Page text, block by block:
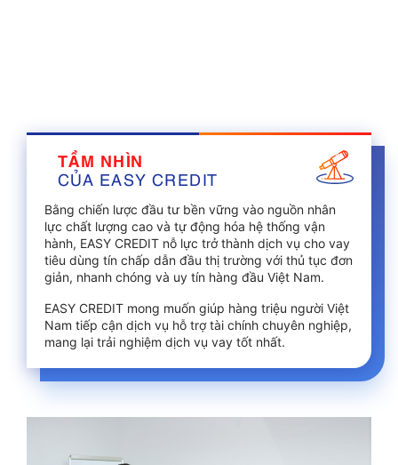
TẦM NHÌN
CỦA EASY CREDIT
Bằng chiến lược đầu tư bền vững vào nguồn nhân
lực chất lượng cao và tự động hóa hệ thống vận
hành, EASY CREDIT nỗ lực trở thành dịch vụ cho vay
tiêu dùng tín chấp dẫn đầu thị trường với thủ tục đơn
giản, nhanh chóng và uy tín hàng đầu Việt Nam.
EASY CREDIT mong muốn giúp hàng triệu người Việt
Nam tiếp cận dịch vụ hỗ trợ tài chính chuyên nghiệp,
mang lại trải nghiệm dịch vụ vay tốt nhất.